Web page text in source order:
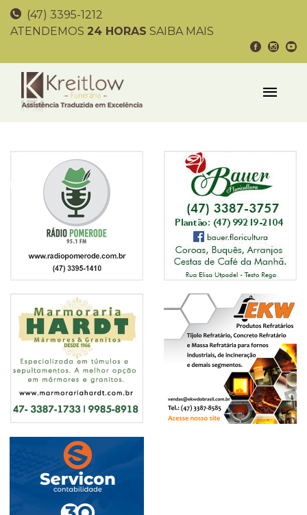
(47) 3395-1212
ATENDEMOS 24 HORAS SAIBA MAIS